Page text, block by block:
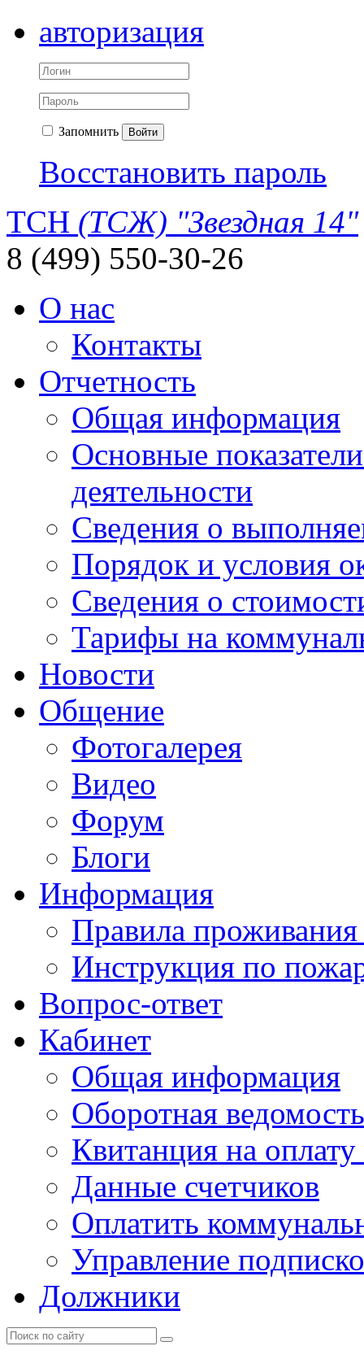
авторизация
Запомнить Войти
Восстановить пароль
ТСН (ТСЖ) "Звездная 14"
8 (499) 550-30-26
О нас
Контакты
Отчетность
Общая информация
Основные
деятельности
Сведения о
Порядок и условия
Сведения о
Тарифы на
Новости
Общение
Фотогалерея
Видео
Форум
Блоги
Информация
Правила
Инструкция по
Вопрос-ответ
Кабинет
Общая информация
Оборотная ведомость
Квитанция на
Данные счетчиков
Оплатить
Управление
Должники